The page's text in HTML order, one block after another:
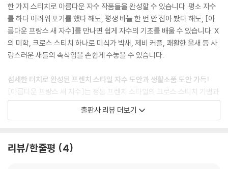
한 가지 스티치로 아름다운 자수 작품들을 완성할 수 있습니다. 평소 자수
를 하다 어려워 포기를 했다 해도, 평생 바늘 한 번 안 잡아 봤다 해도, [아
름다운 프랑스 새 자수]를 만나면 쉽게 자수의 기초를 배울 수 있습니다. X
의 미학, 크로스 스티치 하나로 미식가 박새, 제비 커플, 쾌활한 울새 등 사
랑스러운 새들의 속삭임을 손쉽게 수놓을 수 있습니다.
섬세한 터치로 완성된 프렌치 스타일 자수 도안과 생활소품 도안 가득!
[아름다운 프랑스 새 자수]는 정통 프렌치 스타일의 크로스 스티치 기법과
실사이즈 도안, 생활소품을 만드는 방법을 자세하게 설명하고 있습니다.
감성적이고 훌륭한 일러스트레이터인 저자의 자수에는 크로키나 수채화
렌 르 베르의 감각적인 자수 도안을 만날 수 있는 흔치 않은 기회입니다. 또
출판사 리뷰 더보기
리뷰/한줄평 4